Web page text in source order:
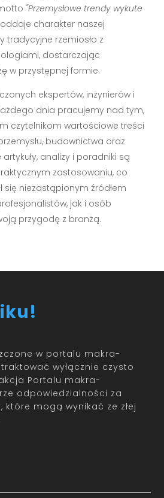
"Przemysłowe trendy wykute
charakter naszej
tradycyjne rzemiosło z
dostarczając
w przystępnej formie.
ekspertów, inżynierów i
dnia pracujemy nad tym,
czytelnikom wartościowe treści
budownictwa oraz
analizy i poradniki są
zastosowaniu, co
się niezastąpionym źródłem
jak i osób
przygodę z branżą.
w portalu makra-
wyłącznie czysto
Portalu makra-
odpowiedzialności za
które mogą wynikać ze złej